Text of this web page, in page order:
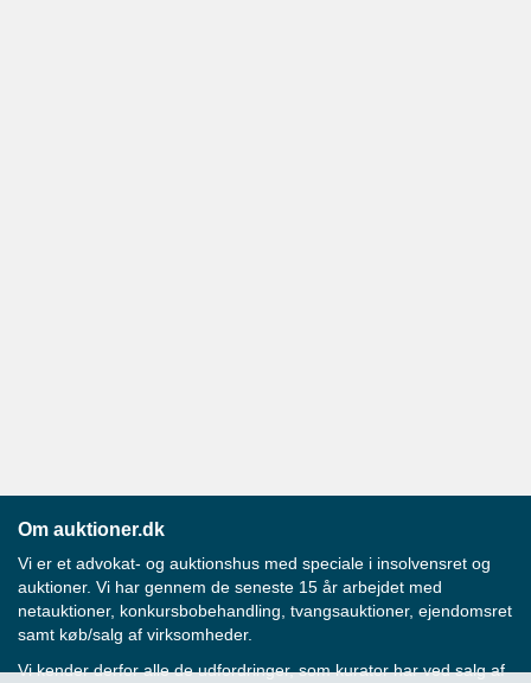
Om auktioner.dk
Vi er et advokat- og auktionshus med speciale i insolvensret og
auktioner. Vi har gennem de seneste 15 år arbejdet med
netauktioner, konkursbobehandling, tvangsauktioner, ejendomsret
samt køb/salg af virksomheder.
Vi kender derfor alle de udfordringer, som kurator har ved salg af